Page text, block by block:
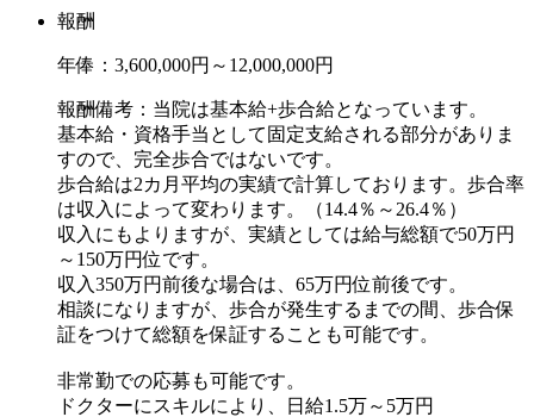
報酬
年俸：3,600,000円～12,000,000円
報酬備考：当院は基本給+歩合給となっています。
基本給・資格手当として固定支給される部分がありま
すので、完全歩合ではないです。
歩合給は2カ月平均の実績で計算しております。歩合率
は収入によって変わります。（14.4％～26.4％）
収入にもよりますが、実績としては給与総額で50万円
～150万円位です。
収入350万円前後な場合は、65万円位前後です。
相談になりますが、歩合が発生するまでの間、歩合保
証をつけて総額を保証することも可能です。
非常勤での応募も可能です。
ドクターにスキルにより、日給1.5万～5万円